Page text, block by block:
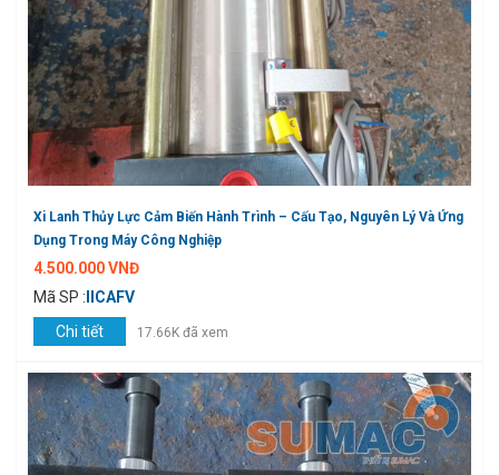
Xi Lanh Thủy Lực Cảm Biến Hành Trình – Cấu Tạo, Nguyên Lý Và Ứng
Dụng Trong Máy Công Nghiệp
4.500.000 VNĐ
Mã SP : IICAFV
Chi tiết
17.66K đã xem